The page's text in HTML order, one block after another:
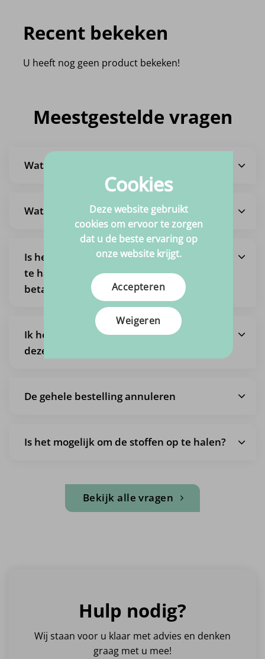
Recent bekeken
U heeft nog geen product bekeken!
Meestgestelde vragen
Wat is de levertijd?
Wat zijn de verzendkosten?
Is het ook mogelijk om een bestelling af
te halen, zodat ik geen verzendkosten
betaal?
Ik heb een bestelling gedaan maar wil
deze wijzigen
De gehele bestelling annuleren
Is het mogelijk om de stoffen op te halen?
Bekijk alle vragen
Hulp nodig?
Wij staan voor u klaar met advies en denken
graag met u mee!
Cookies
Deze website gebruikt
cookies om ervoor te zorgen
dat u de beste ervaring op
onze website krijgt.
Accepteren
Weigeren